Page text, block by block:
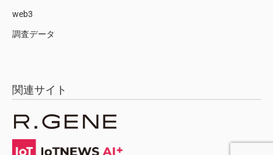
web3
調査データ
関連サイト